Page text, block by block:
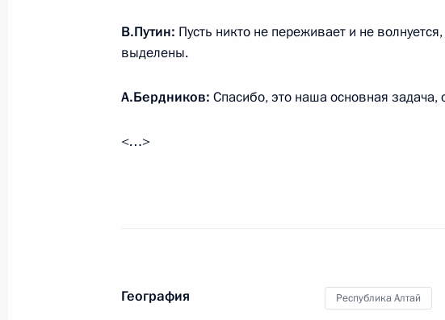
7 апреля 2010 года, 09:00
в Республике Алтай с главой региона
Республики
В.Путин: Пусть никто не переживает и не
выделены.
А.Бердников: Спасибо, это наша основная
<…>
География Республика Алтай